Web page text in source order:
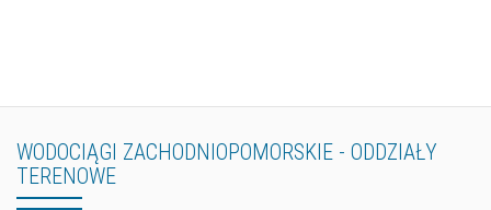
WODOCIĄGI ZACHODNIOPOMORSKIE - ODDZIAŁY
TERENOWE